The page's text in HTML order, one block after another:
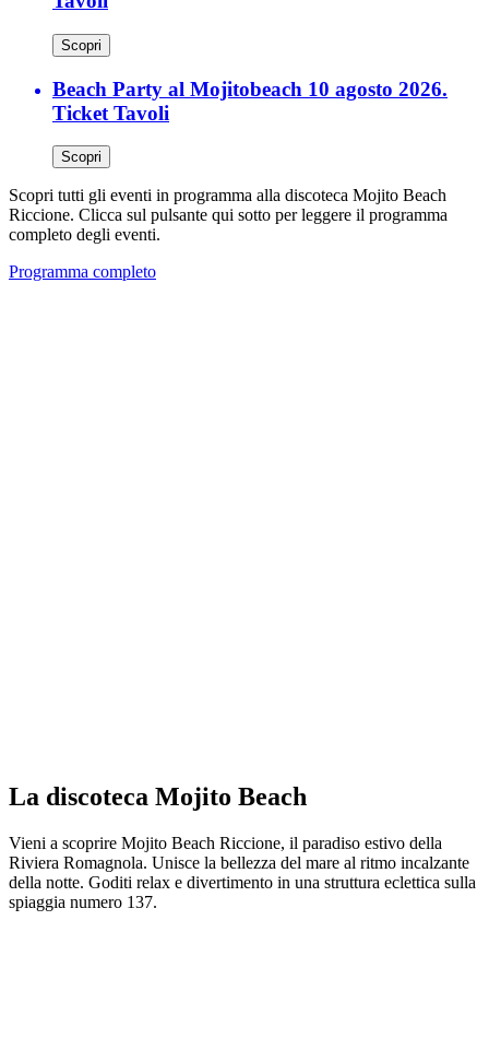
Scopri
Beach Party al Mojitobeach 10 agosto 2026.
Ticket Tavoli
Scopri
Scopri tutti gli eventi in programma alla discoteca Mojito Beach
Riccione. Clicca sul pulsante qui sotto per leggere il programma
completo degli eventi.
Programma completo
La discoteca Mojito Beach
Vieni a scoprire Mojito Beach Riccione, il paradiso estivo della
Riviera Romagnola. Unisce la bellezza del mare al ritmo incalzante
della notte. Goditi relax e divertimento in una struttura eclettica sulla
spiaggia numero 137.